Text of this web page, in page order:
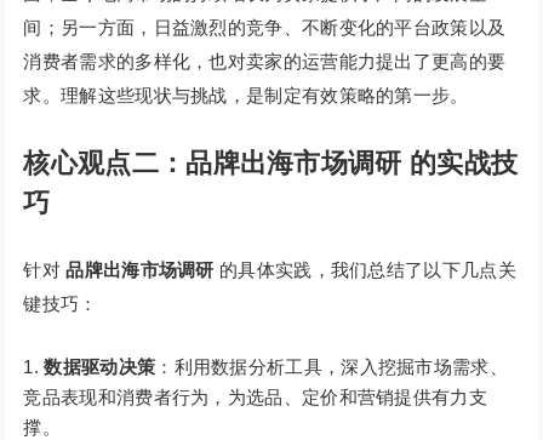
间；另一方面，日益激烈的竞争、不断变化的平台政策以及
消费者需求的多样化，也对卖家的运营能力提出了更高的要
求。理解这些现状与挑战，是制定有效策略的第一步。
核心观点二：品牌出海市场调研 的实战技
巧
针对品牌出海市场调研 的具体实践，我们总结了以下几点关
键技巧：
数据驱动决策 ：利用数据分析工具，深入挖掘市场需求、
竞品表现和消费者行为，为选品、定价和营销提供有力支
撑。